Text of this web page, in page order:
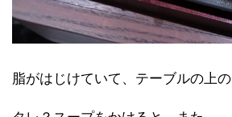
脂がはじけていて、テーブルの上の